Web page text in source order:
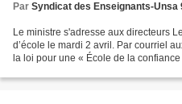
Par Syndicat des Enseignants-Unsa
Le ministre s'adresse aux directeurs
d’école le mardi 2 avril. Par courriel
la loi pour une « École de la